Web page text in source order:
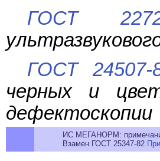
ГОСТ
ГОСТ 24507-
черных и
дефектоскопии
ИС МЕГАНОРМ:
Взамен ГОСТ 25347-82